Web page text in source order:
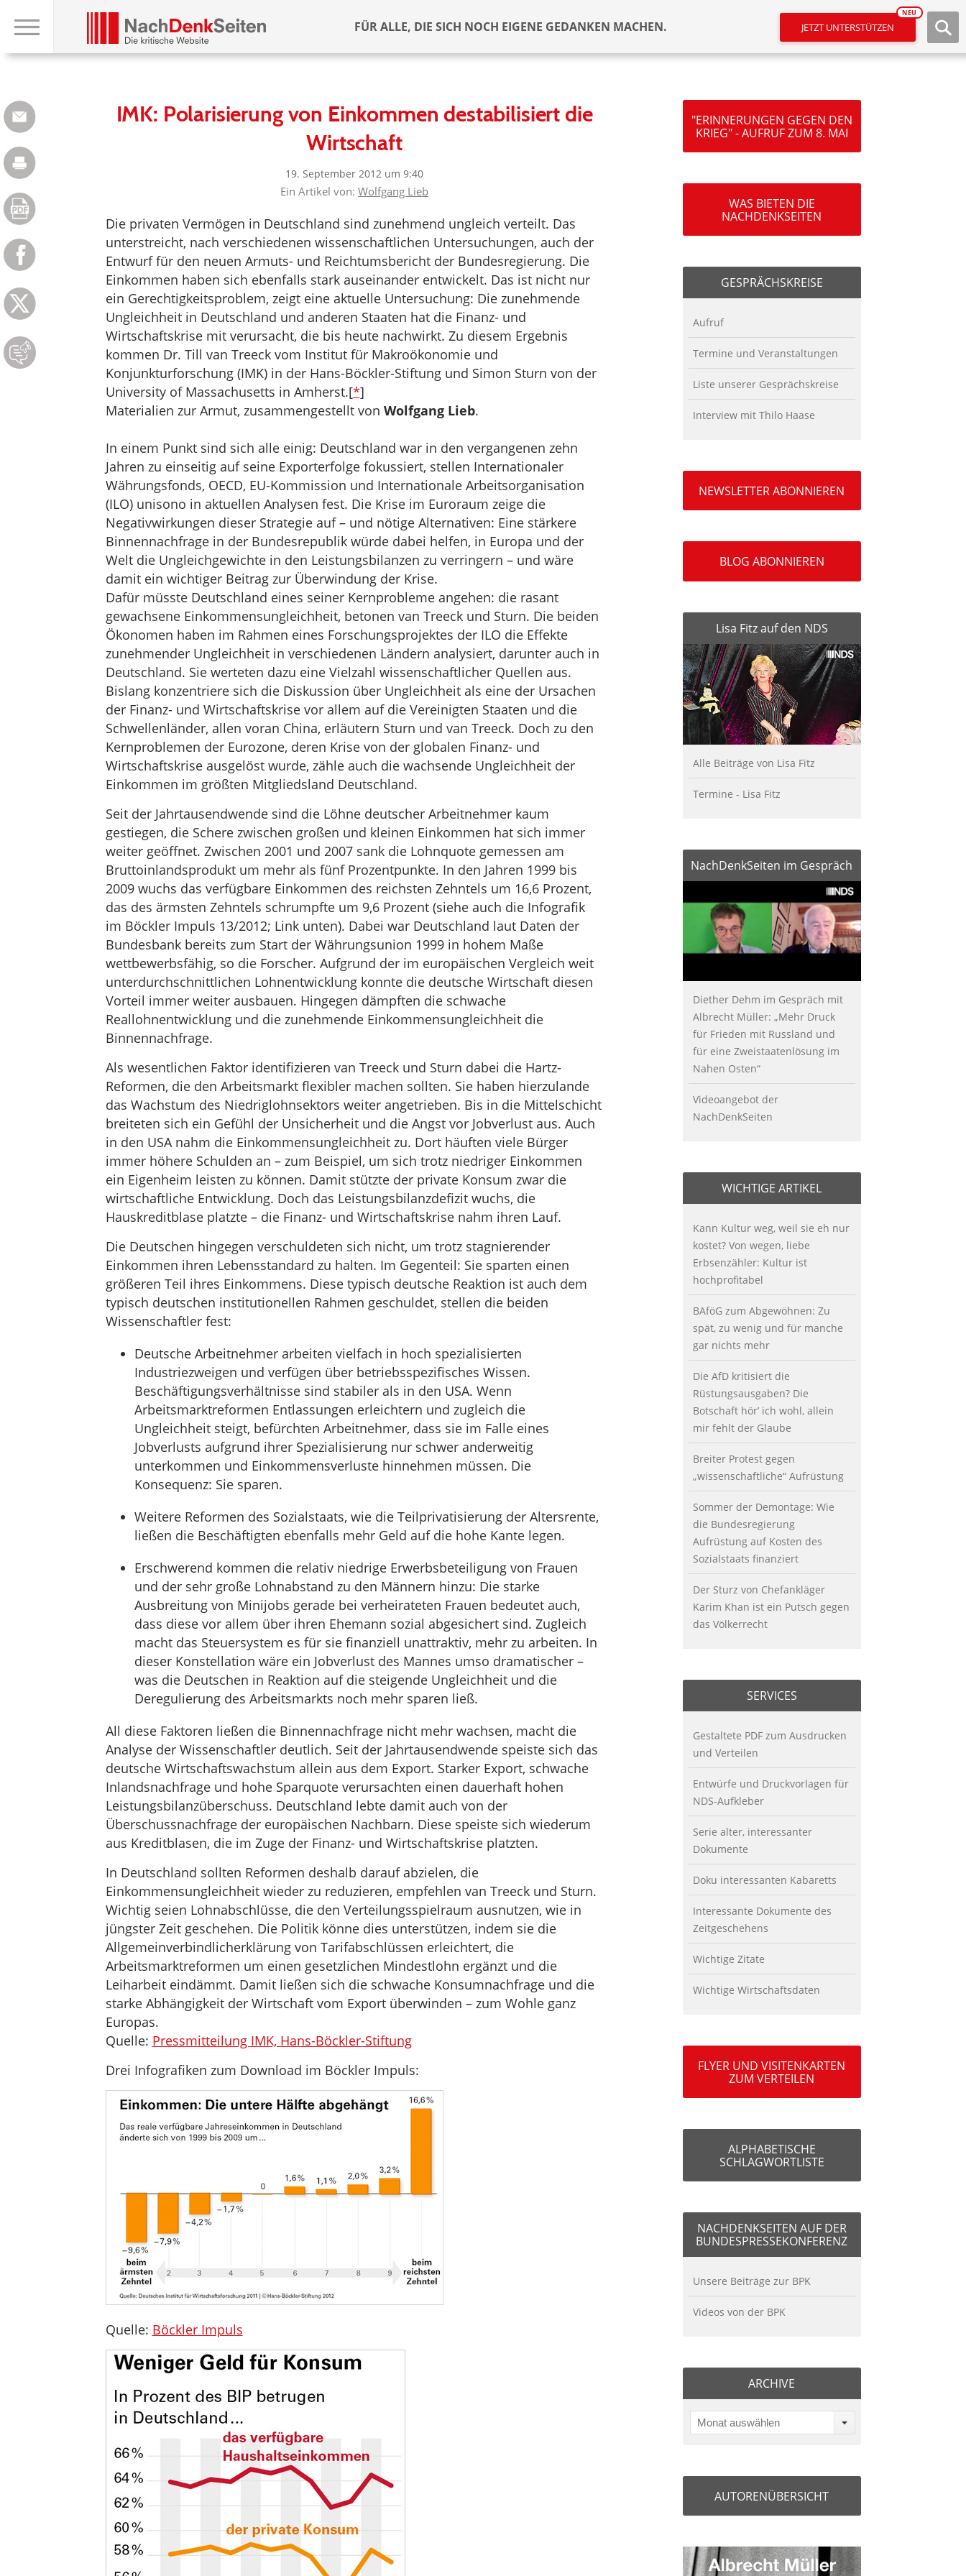
FÜR ALLE, DIE SICH NOCH EIGENE GEDANKEN MACHEN. JETZT UNTERSTÜTZEN
NEU
IMK: Polarisierung von Einkommen destabilisiert die
Wirtschaft
19. September 2012 um 9:40
Ein Artikel von: Wolfgang Lieb
Die privaten Vermögen in Deutschland sind zunehmend ungleich verteilt. Das
unterstreicht, nach verschiedenen wissenschaftlichen Untersuchungen, auch der
Entwurf für den neuen Armuts- und Reichtumsbericht der Bundesregierung. Die
Einkommen haben sich ebenfalls stark auseinander entwickelt. Das ist nicht nur
ein Gerechtigkeitsproblem, zeigt eine aktuelle Untersuchung: Die zunehmende
Ungleichheit in Deutschland und anderen Staaten hat die Finanz- und
Wirtschaftskrise mit verursacht, die bis heute nachwirkt. Zu diesem Ergebnis
kommen Dr. Till van Treeck vom Institut für Makroökonomie und
Konjunkturforschung (IMK) in der Hans-Böckler-Stiftung und Simon Sturn von der
University of Massachusetts in Amherst.[*]
Materialien zur Armut, zusammengestellt von Wolfgang Lieb.
In einem Punkt sind sich alle einig: Deutschland war in den vergangenen zehn
Jahren zu einseitig auf seine Exporterfolge fokussiert, stellen Internationaler
Währungsfonds, OECD, EU-Kommission und Internationale Arbeitsorganisation
(ILO) unisono in aktuellen Analysen fest. Die Krise im Euroraum zeige die
Negativwirkungen dieser Strategie auf – und nötige Alternativen: Eine stärkere
Binnennachfrage in der Bundesrepublik würde dabei helfen, in Europa und der
Welt die Ungleichgewichte in den Leistungsbilanzen zu verringern – und wäre
damit ein wichtiger Beitrag zur Überwindung der Krise.
Dafür müsste Deutschland eines seiner Kernprobleme angehen: die rasant
gewachsene Einkommensungleichheit, betonen van Treeck und Sturn. Die beiden
Ökonomen haben im Rahmen eines Forschungsprojektes der ILO die Effekte
zunehmender Ungleichheit in verschiedenen Ländern analysiert, darunter auch in
Deutschland. Sie werteten dazu eine Vielzahl wissenschaftlicher Quellen aus.
Bislang konzentriere sich die Diskussion über Ungleichheit als eine der Ursachen
der Finanz- und Wirtschaftskrise vor allem auf die Vereinigten Staaten und die
Schwellenländer, allen voran China, erläutern Sturn und van Treeck. Doch zu den
Kernproblemen der Eurozone, deren Krise von der globalen Finanz- und
Wirtschaftskrise ausgelöst wurde, zähle auch die wachsende Ungleichheit der
Einkommen im größten Mitgliedsland Deutschland.
Seit der Jahrtausendwende sind die Löhne deutscher Arbeitnehmer kaum
gestiegen, die Schere zwischen großen und kleinen Einkommen hat sich immer
weiter geöffnet. Zwischen 2001 und 2007 sank die Lohnquote gemessen am
Bruttoinlandsprodukt um mehr als fünf Prozentpunkte. In den Jahren 1999 bis
2009 wuchs das verfügbare Einkommen des reichsten Zehntels um 16,6 Prozent,
das des ärmsten Zehntels schrumpfte um 9,6 Prozent (siehe auch die Infografik
im Böckler Impuls 13/2012; Link unten). Dabei war Deutschland laut Daten der
Bundesbank bereits zum Start der Währungsunion 1999 in hohem Maße
wettbewerbsfähig, so die Forscher. Aufgrund der im europäischen Vergleich weit
unterdurchschnittlichen Lohnentwicklung konnte die deutsche Wirtschaft diesen
Vorteil immer weiter ausbauen. Hingegen dämpften die schwache
Reallohnentwicklung und die zunehmende Einkommensungleichheit die
Binnennachfrage.
Als wesentlichen Faktor identifizieren van Treeck und Sturn dabei die Hartz-
Reformen, die den Arbeitsmarkt flexibler machen sollten. Sie haben hierzulande
das Wachstum des Niedriglohnsektors weiter angetrieben. Bis in die Mittelschicht
breiteten sich ein Gefühl der Unsicherheit und die Angst vor Jobverlust aus. Auch
in den USA nahm die Einkommensungleichheit zu. Dort häuften viele Bürger
immer höhere Schulden an – zum Beispiel, um sich trotz niedriger Einkommen
ein Eigenheim leisten zu können. Damit stützte der private Konsum zwar die
wirtschaftliche Entwicklung. Doch das Leistungsbilanzdefizit wuchs, die
Hauskreditblase platzte – die Finanz- und Wirtschaftskrise nahm ihren Lauf.
Die Deutschen hingegen verschuldeten sich nicht, um trotz stagnierender
Einkommen ihren Lebensstandard zu halten. Im Gegenteil: Sie sparten einen
größeren Teil ihres Einkommens. Diese typisch deutsche Reaktion ist auch dem
typisch deutschen institutionellen Rahmen geschuldet, stellen die beiden
Wissenschaftler fest:
Deutsche Arbeitnehmer arbeiten vielfach in hoch spezialisierten
Industriezweigen und verfügen über betriebsspezifisches Wissen.
Beschäftigungsverhältnisse sind stabiler als in den USA. Wenn
Arbeitsmarktreformen Entlassungen erleichtern und zugleich die
Ungleichheit steigt, befürchten Arbeitnehmer, dass sie im Falle eines
Jobverlusts aufgrund ihrer Spezialisierung nur schwer anderweitig
unterkommen und Einkommensverluste hinnehmen müssen. Die
Konsequenz: Sie sparen.
Weitere Reformen des Sozialstaats, wie die Teilprivatisierung der Altersrente,
ließen die Beschäftigten ebenfalls mehr Geld auf die hohe Kante legen.
Erschwerend kommen die relativ niedrige Erwerbsbeteiligung von Frauen
und der sehr große Lohnabstand zu den Männern hinzu: Die starke
Ausbreitung von Minijobs gerade bei verheirateten Frauen bedeutet auch,
dass diese vor allem über ihren Ehemann sozial abgesichert sind. Zugleich
macht das Steuersystem es für sie finanziell unattraktiv, mehr zu arbeiten. In
dieser Konstellation wäre ein Jobverlust des Mannes umso dramatischer –
was die Deutschen in Reaktion auf die steigende Ungleichheit und die
Deregulierung des Arbeitsmarkts noch mehr sparen ließ.
All diese Faktoren ließen die Binnennachfrage nicht mehr wachsen, macht die
Analyse der Wissenschaftler deutlich. Seit der Jahrtausendwende speiste sich das
deutsche Wirtschaftswachstum allein aus dem Export. Starker Export, schwache
Inlandsnachfrage und hohe Sparquote verursachten einen dauerhaft hohen
Leistungsbilanzüberschuss. Deutschland lebte damit auch von der
Überschussnachfrage der europäischen Nachbarn. Diese speiste sich wiederum
aus Kreditblasen, die im Zuge der Finanz- und Wirtschaftskrise platzten.
In Deutschland sollten Reformen deshalb darauf abzielen, die
Einkommensungleichheit wieder zu reduzieren, empfehlen van Treeck und Sturn.
Wichtig seien Lohnabschlüsse, die den Verteilungsspielraum ausnutzen, wie in
jüngster Zeit geschehen. Die Politik könne dies unterstützen, indem sie die
Allgemeinverbindlicherklärung von Tarifabschlüssen erleichtert, die
Arbeitsmarktreformen um einen gesetzlichen Mindestlohn ergänzt und die
Leiharbeit eindämmt. Damit ließen sich die schwache Konsumnachfrage und die
starke Abhängigkeit der Wirtschaft vom Export überwinden – zum Wohle ganz
Europas.
Quelle: Pressmitteilung IMK, Hans-Böckler-Stiftung
Drei Infografiken zum Download im Böckler Impuls:
Quelle: Böckler Impuls
"ERINNERUNGEN GEGEN DEN
KRIEG" - AUFRUF ZUM 8. MAI
WAS BIETEN DIE
NACHDENKSEITEN
GESPRÄCHSKREISE
Aufruf
Termine und Veranstaltungen
Liste unserer Gesprächskreise
Interview mit Thilo Haase
NEWSLETTER ABONNIEREN
BLOG ABONNIEREN
Lisa Fitz auf den NDS
Alle Beiträge von Lisa Fitz
Termine - Lisa Fitz
NachDenkSeiten im Gespräch
Diether Dehm im Gespräch mit
Albrecht Müller: „Mehr Druck
für Frieden mit Russland und
für eine Zweistaatenlösung im
Nahen Osten“
Videoangebot der
NachDenkSeiten
WICHTIGE ARTIKEL
Kann Kultur weg, weil sie eh nur
kostet? Von wegen, liebe
Erbsenzähler: Kultur ist
hochprofitabel
BAföG zum Abgewöhnen: Zu
spät, zu wenig und für manche
gar nichts mehr
Die AfD kritisiert die
Rüstungsausgaben? Die
Botschaft hör’ ich wohl, allein
mir fehlt der Glaube
Breiter Protest gegen
„wissenschaftliche“ Aufrüstung
Sommer der Demontage: Wie
die Bundesregierung
Aufrüstung auf Kosten des
Sozialstaats finanziert
Der Sturz von Chefankläger
Karim Khan ist ein Putsch gegen
das Völkerrecht
SERVICES
Gestaltete PDF zum Ausdrucken
und Verteilen
Entwürfe und Druckvorlagen für
NDS-Aufkleber
Serie alter, interessanter
Dokumente
Doku interessanten Kabaretts
Interessante Dokumente des
Zeitgeschehens
Wichtige Zitate
Wichtige Wirtschaftsdaten
FLYER UND VISITENKARTEN
ZUM VERTEILEN
ALPHABETISCHE
SCHLAGWORTLISTE
NACHDENKSEITEN AUF DER
BUNDESPRESSEKONFERENZ
Unsere Beiträge zur BPK
Videos von der BPK
ARCHIVE
Monat auswählen
AUTORENÜBERSICHT